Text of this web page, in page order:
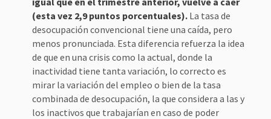
(esta vez 2,9 puntos porcentuales).La tasa de
desocupación convencional tiene una caída, pero
menos pronunciada. Esta diferencia refuerza la idea
de que en una crisis como la actual, donde la
inactividad tiene tanta variación, lo correcto es
mirar la variación del empleo o bien de la tasa
combinada de desocupación, la que considera a las y
los inactivos que trabajarían en caso de poder